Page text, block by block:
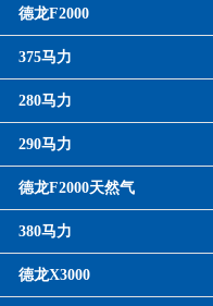
德龙F2000
375马力
280马力
290马力
德龙F2000天然气
380马力
德龙X3000